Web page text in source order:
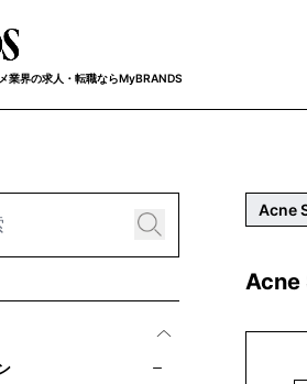
業界の求人・転職ならMyBRANDS
Acne
Acne